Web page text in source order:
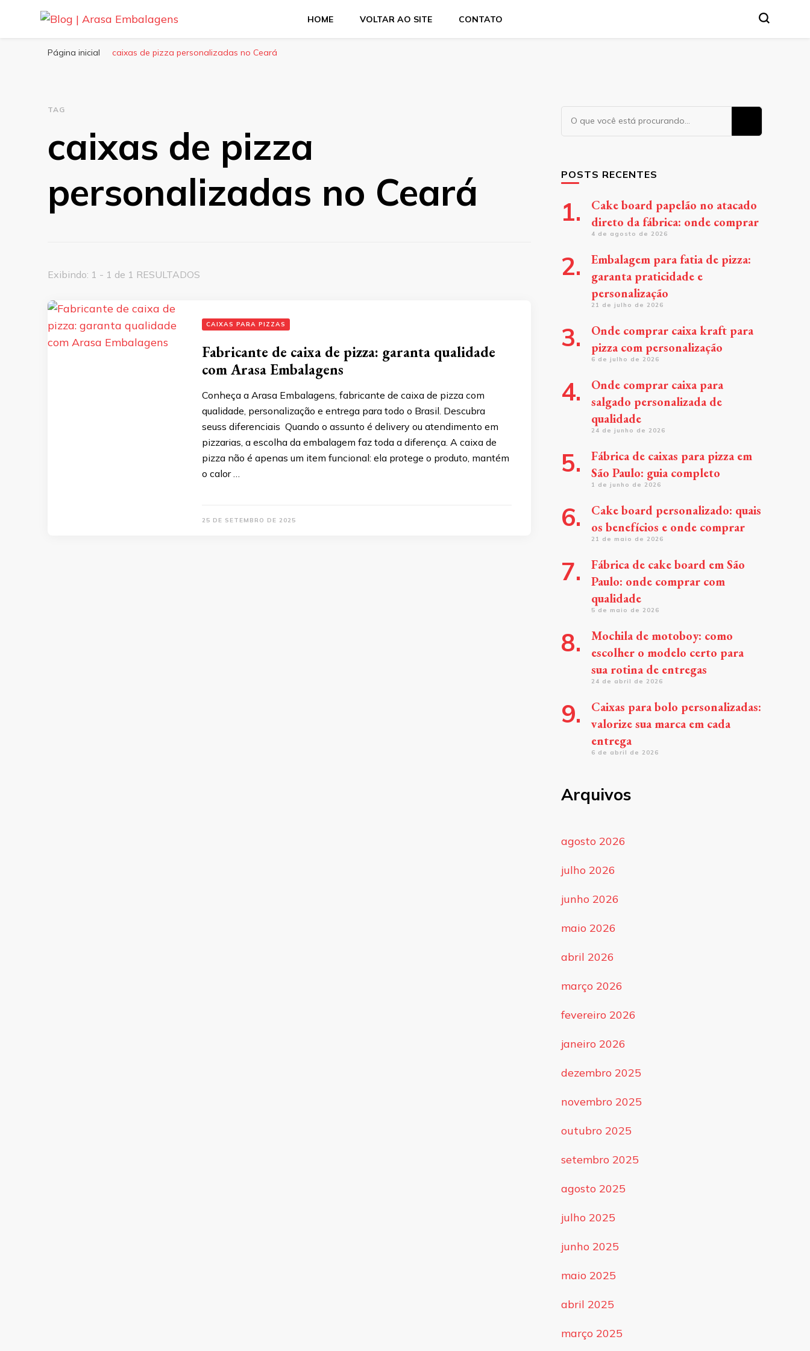
HOME VOLTAR AO SITE CONTATO
Página inicial caixas de pizza personalizadas no Ceará
TAG
caixas de pizza
personalizadas no Ceará
Exibindo: 1 - 1 de 1 RESULTADOS
CAIXAS PARA PIZZAS
Fabricante de caixa de pizza: garanta qualidade
com Arasa Embalagens
Conheça a Arasa Embalagens, fabricante de caixa de pizza com
qualidade, personalização e entrega para todo o Brasil. Descubra
seuss diferenciais Quando o assunto é delivery ou atendimento em
pizzarias, a escolha da embalagem faz toda a diferença. A caixa de
pizza não é apenas um item funcional: ela protege o produto, mantém
o calor …
25 DE SETEMBRO DE 2025
Procurando
algo?
POSTS RECENTES
Cake board papelão no atacado
direto da fábrica: onde comprar
4 de agosto de 2026
Embalagem para fatia de pizza:
garanta praticidade e
personalização
21 de julho de 2026
Onde comprar caixa kraft para
pizza com personalização
6 de julho de 2026
Onde comprar caixa para
salgado personalizada de
qualidade
24 de junho de 2026
Fábrica de caixas para pizza em
São Paulo: guia completo
1 de junho de 2026
Cake board personalizado: quais
os benefícios e onde comprar
21 de maio de 2026
Fábrica de cake board em São
Paulo: onde comprar com
qualidade
5 de maio de 2026
Mochila de motoboy: como
escolher o modelo certo para
sua rotina de entregas
24 de abril de 2026
Caixas para bolo personalizadas:
valorize sua marca em cada
entrega
6 de abril de 2026
Arquivos
agosto 2026
julho 2026
junho 2026
maio 2026
abril 2026
março 2026
fevereiro 2026
janeiro 2026
dezembro 2025
novembro 2025
outubro 2025
setembro 2025
agosto 2025
julho 2025
junho 2025
maio 2025
abril 2025
março 2025